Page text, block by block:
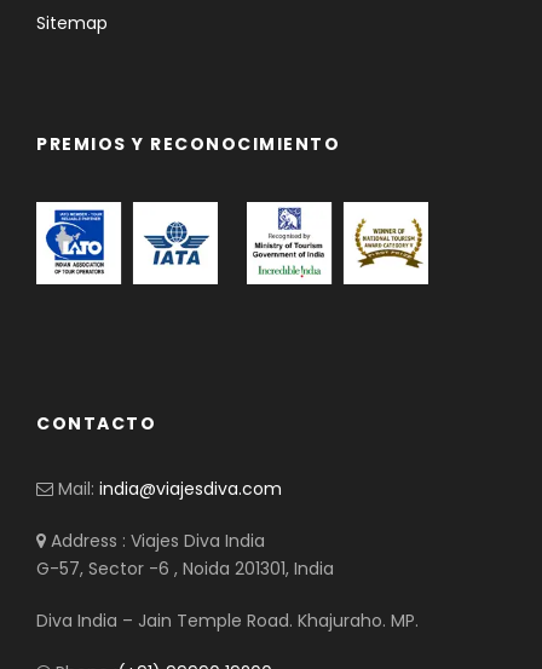
Sitemap
PREMIOS Y RECONOCIMIENTO
CONTACTO
Mail: india@viajesdiva.com
Address : Viajes Diva India
G-57, Sector -6 , Noida 201301, India
Diva India – Jain Temple Road. Khajuraho. MP.